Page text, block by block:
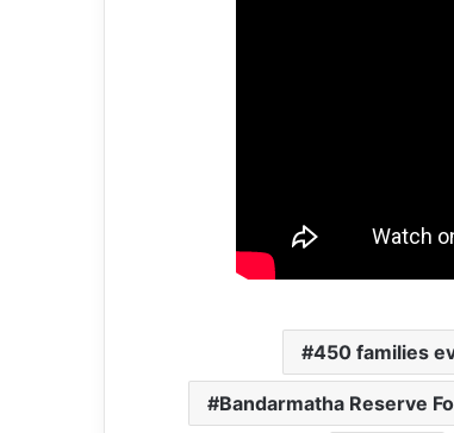
450 families
Bandarmatha Reserve